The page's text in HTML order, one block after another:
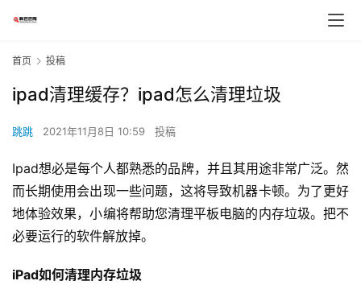
首页 投稿
ipad清理缓存？ipad怎么清理垃圾
跳跳 2021年11月8日 10:59 投稿
Ipad想必是每个人都熟悉的品牌，并且其用途非常广泛。然
而长期使用会出现一些问题，这将导致机器卡顿。为了更好
地体验效果，小编将帮助您清理平板电脑的内存垃圾。把不
必要运行的软件解放掉。
iPad如何清理内存垃圾